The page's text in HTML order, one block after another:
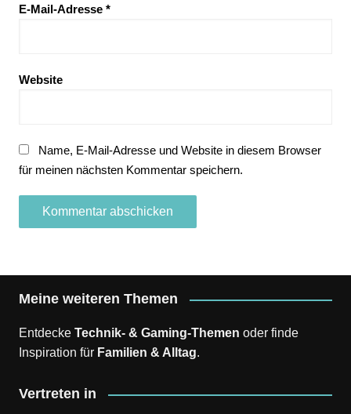
E-Mail-Adresse *
Website
Name, E-Mail-Adresse und Website in diesem Browser
für meinen nächsten Kommentar speichern.
Meine weiteren Themen
Entdecke Technik- & Gaming-Themen oder finde
Inspiration für Familien & Alltag.
Vertreten in